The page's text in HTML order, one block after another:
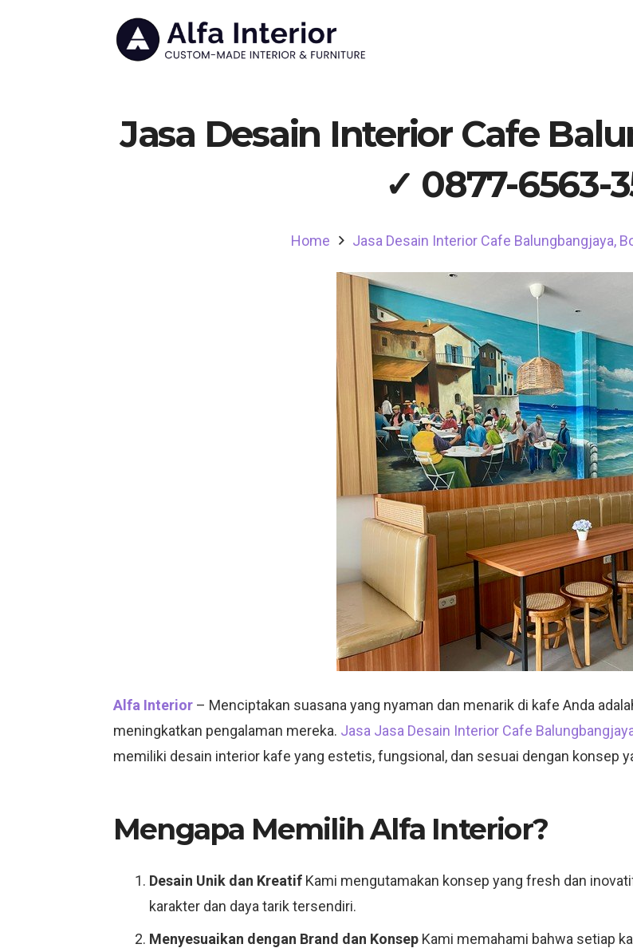
Jasa Desain Interior Cafe
✓ 0877-6563-
Home Jasa Desain Interior Cafe Balungbangjaya,
Alfa Interior – Menciptakan suasana yang nyaman dan menarik di kafe Anda
meningkatkan pengalaman mereka. Jasa Jasa Desain Interior Cafe
memiliki desain interior kafe yang estetis, fungsional, dan sesuai dengan konsep
Mengapa Memilih Alfa Interior?
Desain Unik dan Kreatif Kami mengutamakan konsep yang fresh dan
karakter dan daya tarik tersendiri.
Menyesuaikan dengan Brand dan Konsep Kami memahami bahwa setiap